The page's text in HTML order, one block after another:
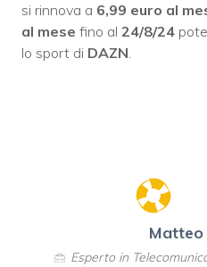
si rinnova a 6,99 euro al
al mese fino al 24/8/24
lo sport di DAZN.
Esperto in